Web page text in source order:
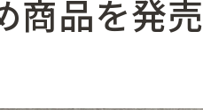
商品を発売